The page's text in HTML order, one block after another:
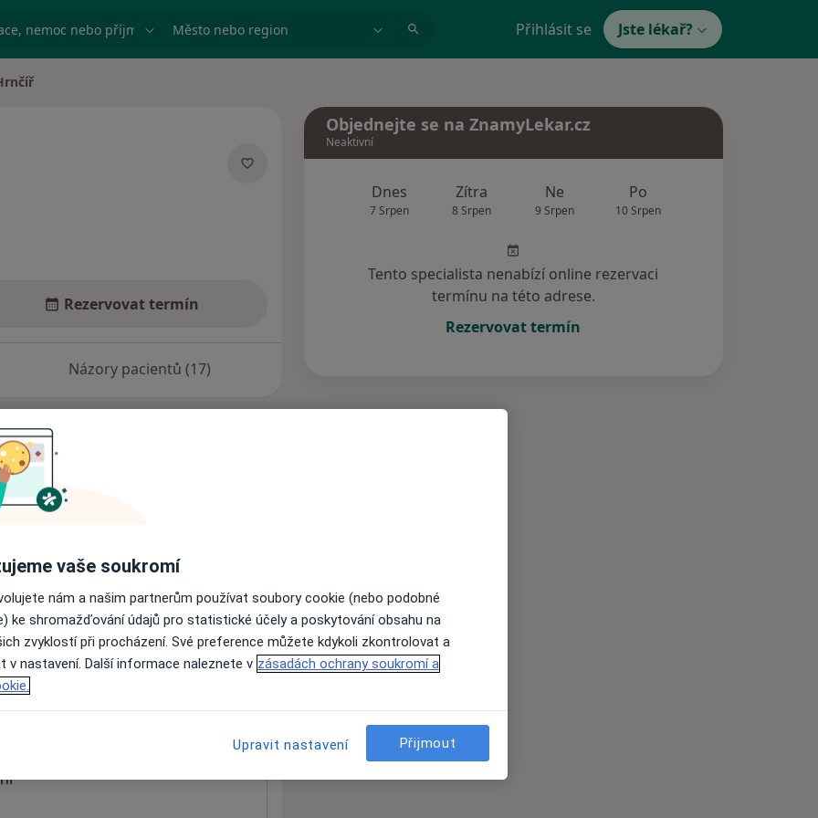
nemoc nebo příjmení Město nebo region Přihlásit se Jste lékař?
Rezervovat termín
Názory pacientů (17)
nejsou k dispozici
informace o svých službách.
Objednejte se na ZnamyLekar.cz
Neaktivní
Dnes
7 Srpen
Zítra
8 Srpen
Ne
9 Srpen
Po
10 Srpen
Tento specialista nenabízí online rezervaci
termínu na této adrese.
Rezervovat termín
vaše soukromí
nám a našim partnerům používat soubory cookie (nebo podobné
ke shromažďování údajů pro statistické účely a poskytování obsahu na
zvyklostí při procházení. Své preference můžete kdykoli zkontrolovat a
v nastavení. Další informace naleznete v zásadách ochrany soukromí a
Upravit nastavení Přijmout